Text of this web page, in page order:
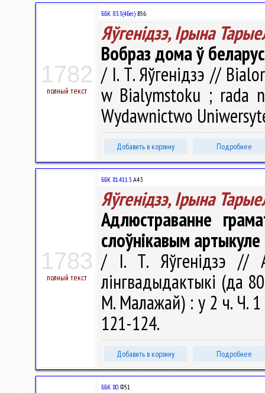
1782
полный текст
ББК 83.3(4Беі) B56
Яўгенідзэ, Ірына
Вобраз дома ў
/ І. Т. Яўгенідзэ //
w Bialymstoku ; rada
Wydawnictwo
Добавить в корзину Подробнее
1783
полный текст
ББК 81.411.3 А43
Яўгенідзэ, Ірына
Адлюстраванне
слоўнікавым артыкуле
/ І. Т. Яўгенідзэ //
лінгвадыдактыкі (да
М. Малажай) : у 2 ч. Ч. 1
121-124.
Добавить в корзину Подробнее
ББК 80.Ф51